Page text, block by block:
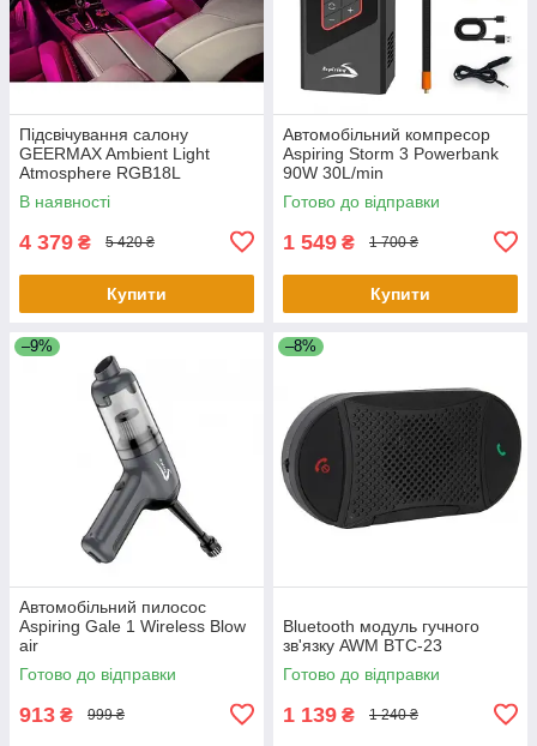
Підсвічування салону
GEERMAX Ambient Light
Atmosphere RGB18L
В наявності
4 379 ₴ 5 420 ₴
Купити
Автомобільний компресор
Aspiring Storm 3 Powerbank
90W 30L/min
Готово до відправки
1 549 ₴ 1 700 ₴
Купити
–9%
Автомобільний пилосос
Aspiring Gale 1 Wireless Blow
air
Готово до відправки
913 ₴ 999 ₴
–8%
Bluetooth модуль гучного
зв'язку AWM BTC-23
Готово до відправки
1 139 ₴ 1 240 ₴